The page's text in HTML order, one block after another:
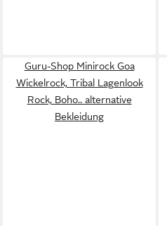
Guru-Shop Minirock Goa
Wickelrock, Tribal Lagenlook
Rock, Boho.. alternative
Bekleidung